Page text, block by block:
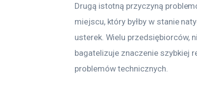
Drugą istotną przyczyną
miejscu, który byłby w stanie
usterek. Wielu przedsiębiorców,
bagatelizuje znaczenie szybkiej
problemów technicznych.